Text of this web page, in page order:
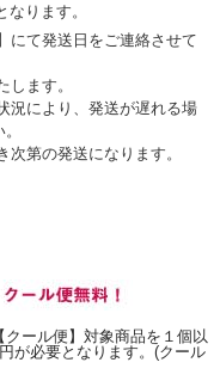
ります。
にて発送日をご連絡させて
ます。
況により、発送が遅れる場
第の発送になります。
ール便】対象商品を１個以
が必要となります。(クール